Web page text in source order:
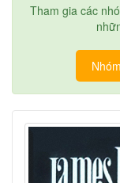
Tham gia các